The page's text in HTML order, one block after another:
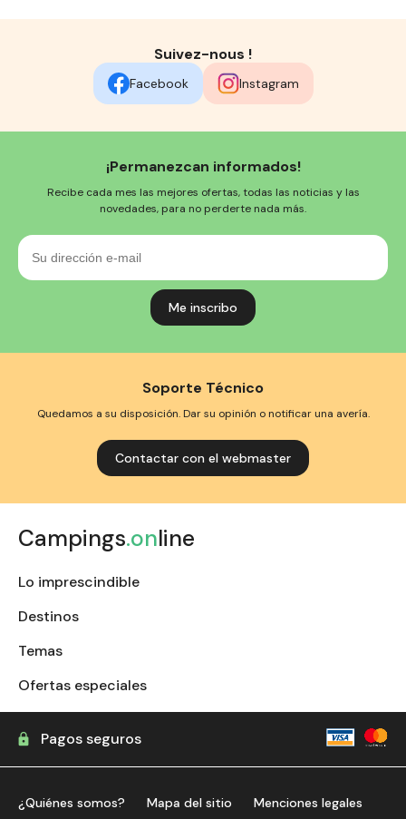
Suivez-nous !
Facebook Instagram
¡Permanezcan informados!
Recibe cada mes las mejores ofertas, todas las noticias y las
novedades, para no perderte nada más.
Su
dirección
e-
Soporte Técnico
Quedamos a su disposición. Dar su opinión o notificar una avería.
Contactar con el webmaster
Campings.online
Lo imprescindible
Destinos
Temas
Ofertas especiales
Pagos seguros
¿Quiénes somos? Mapa del sitio Menciones legales